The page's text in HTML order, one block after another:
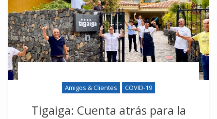
Amigos & Clientes COVID-19
Tigaiga: Cuenta atrás para la